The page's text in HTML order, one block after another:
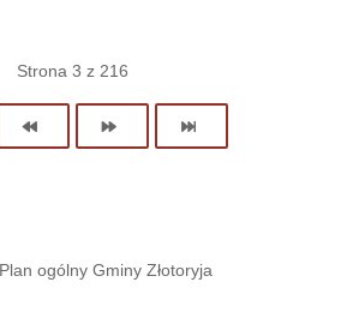
Strona 3 z 216
Plan ogólny Gminy Złotoryja